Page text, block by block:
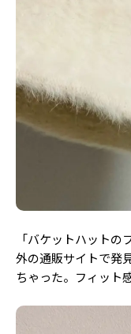
「バケットハット
外の通販サイトで発
ちゃった。フィット